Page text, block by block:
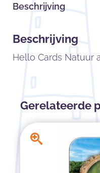
Beschrijving
Beschrijving
Hello Cards Natuur
Gerelateerde